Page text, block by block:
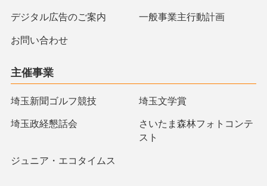
デジタル広告のご案内 一般事業主行動計画
お問い合わせ
主催事業
埼玉新聞ゴルフ競技 埼玉文学賞
埼玉政経懇話会
さいたま森林フォトコンテ
スト
ジュニア・エコタイムス